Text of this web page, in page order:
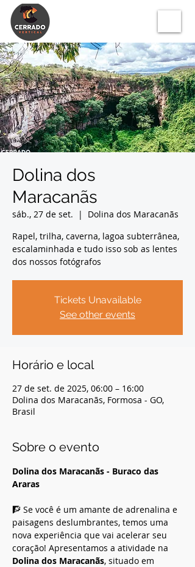
Dolina dos
Maracanãs
sáb., 27 de set.
  |
Dolina dos Maracanãs
Rapel, trilha, caverna, lagoa subterrânea,
escalaminhada e tudo isso sob as lentes
dos nossos fotógrafos
Tickets Unavailable
See other events
Horário e local
27 de set. de 2025, 06:00 – 16:00
Dolina dos Maracanãs, Formosa - GO,
Brasil
Sobre o evento
Dolina dos Maracanãs - Buraco das
Araras
🧗 Se você é um amante de adrenalina e
paisagens deslumbrantes, temos uma
nova experiência que vai acelerar seu
coração! Apresentamos a atividade na
Dolina dos Maracanãs, situado em